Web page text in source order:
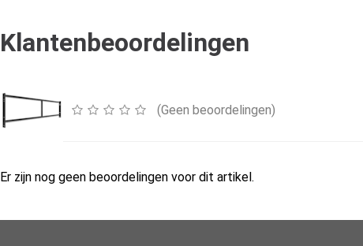
Klantenbeoordelingen
(Geen beoordelingen)
Er zijn nog geen beoordelingen voor dit artikel.